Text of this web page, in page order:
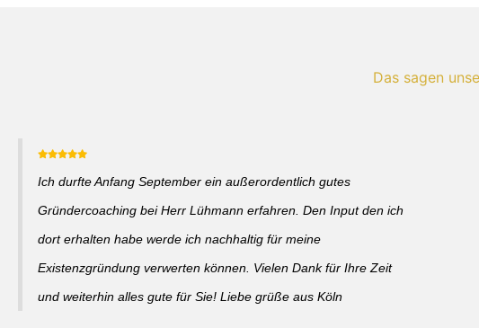
Das sagen
Ich durfte Anfang September ein außerordentlich gutes
Gründercoaching bei Herr Lühmann erfahren. Den Input den ich
dort erhalten habe werde ich nachhaltig für meine
Existenzgründung verwerten können. Vielen Dank für Ihre Zeit
und weiterhin alles gute für Sie! Liebe grüße aus Köln